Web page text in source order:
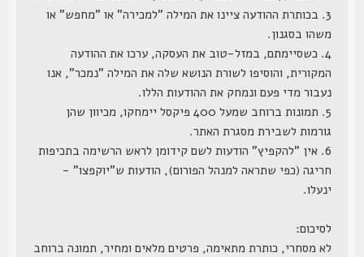
3. בכותרת ההודעה ציינו את המילה "למכירה" או "מחפש" או
משהו בסגנון.
4. כשסיימתם, במזל-טוב את העסקה, ערכו את ההודעה
המקורית, והוסיפו לשורת הנושא שלה את המילה "נמכר", אנו
נעבור מדי פעם ונמחק את ההודעות הללו.
5. תמונות ברוחב שמעל 400 פיקסל יימחקו, מכיוון שהן
גורמות לשבירת מסגרת האתר.
6. אין "להקפיץ" הודעות לשם קידומן לראש הרשימה בתכיפות
חריגה (כפי שתראה למנהל הפורום), הודעות ש"יוקפצו" -
ינעלו.
לסיכום:
לא מסחרי, כותרת מתאימה, פרטים מלאים ומחיר, תמונה ברוחב